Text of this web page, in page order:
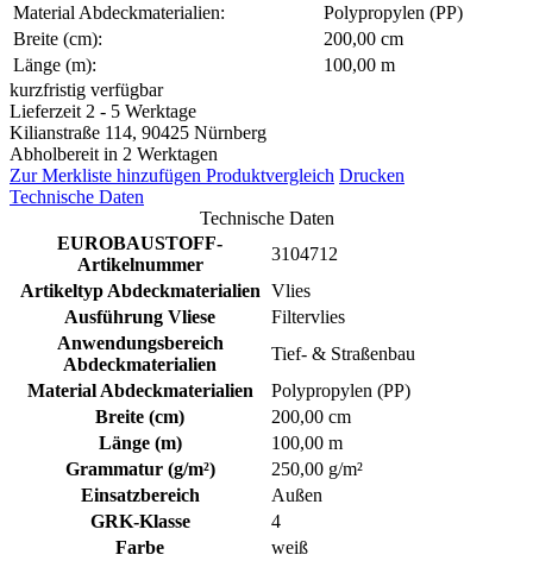
Material Abdeckmaterialien:
Polypropylen (PP)
Breite (cm):
200,00 cm
Länge (m):
100,00 m
kurzfristig verfügbar
Lieferzeit 2 - 5 Werktage
Kilianstraße 114, 90425 Nürnberg
Abholbereit in 2 Werktagen
Zur Merkliste hinzufügen Produktvergleich Drucken
Technische Daten
Technische Daten
EUROBAUSTOFF-
Artikelnummer
3104712
Artikeltyp Abdeckmaterialien Vlies
Ausführung Vliese
Filtervlies
Anwendungsbereich
Abdeckmaterialien
Tief- & Straßenbau
Material Abdeckmaterialien
Polypropylen (PP)
Breite (cm)
200,00 cm
Länge (m)
100,00 m
Grammatur (g/m²)
250,00 g/m²
Einsatzbereich
Außen
GRK-Klasse
4
Farbe
weiß